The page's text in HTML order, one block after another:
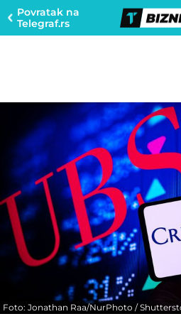
Povratak na
Telegraf.rs
Foto: Jonathan Raa/NurPhoto /